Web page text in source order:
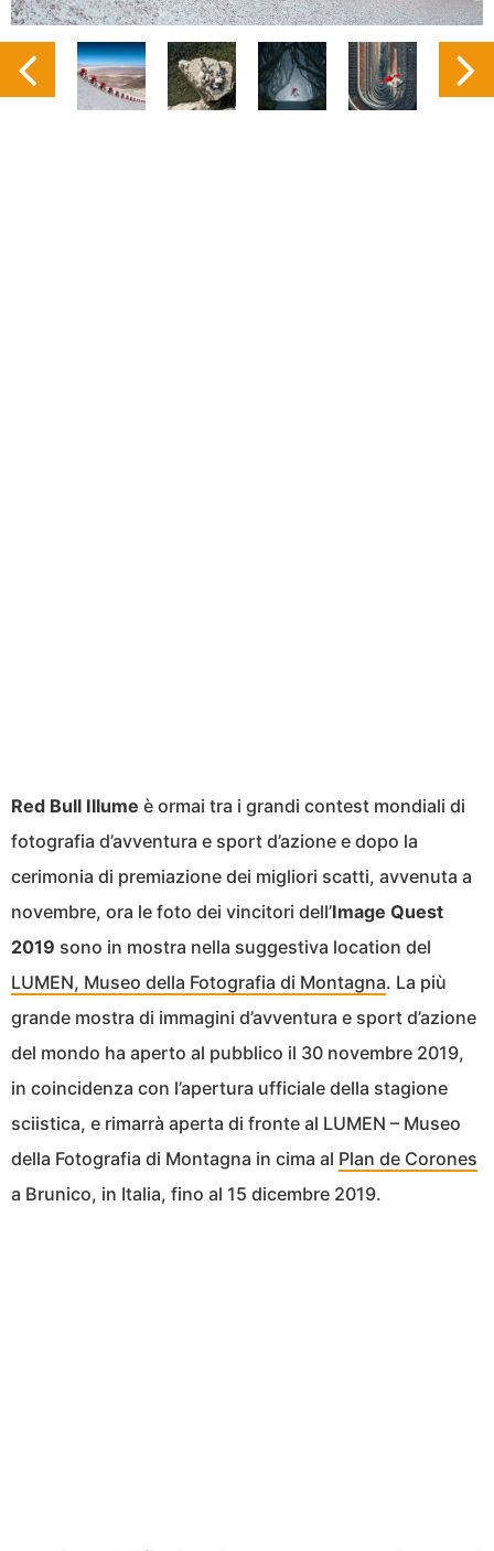
Red Bull Illume è ormai tra i grandi contest mondiali di
fotografia d’avventura e sport d’azione e dopo la
cerimonia di premiazione dei migliori scatti, avvenuta a
novembre, ora le foto dei vincitori dell’Image Quest
2019 sono in mostra nella suggestiva location del
LUMEN, Museo della Fotografia di Montagna. La più
grande mostra di immagini d’avventura e sport d’azione
del mondo ha aperto al pubblico il 30 novembre 2019,
in coincidenza con l’apertura ufficiale della stagione
sciistica, e rimarrà aperta di fronte al LUMEN – Museo
della Fotografia di Montagna in cima al Plan de Corones
a Brunico, in Italia, fino al 15 dicembre 2019.